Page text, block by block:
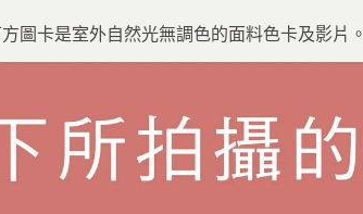
圖卡是室外自然光無調色的面料色卡及影片。